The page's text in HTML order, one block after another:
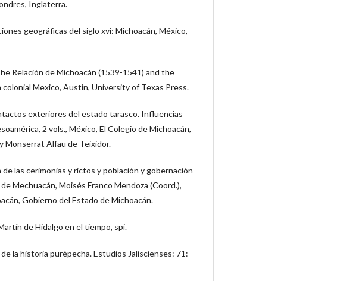
Inglaterra.
geográficas del siglo xvi: Michoacán, México,
Relación de Michoacán (1539-1541) and the
Mexico, Austin, University of Texas Press.
exteriores del estado tarasco. Influencias
2 vols., México, El Colegio de Michoacán,
Monserrat Alfau de Teixidor.
de las cerimonias y rictos y población y gobernación
Mechuacán, Moisés Franco Mendoza (Coord.),
Gobierno del Estado de Michoacán.
de Hidalgo en el tiempo, spi.
la historia purépecha. Estudios Jaliscienses: 71: